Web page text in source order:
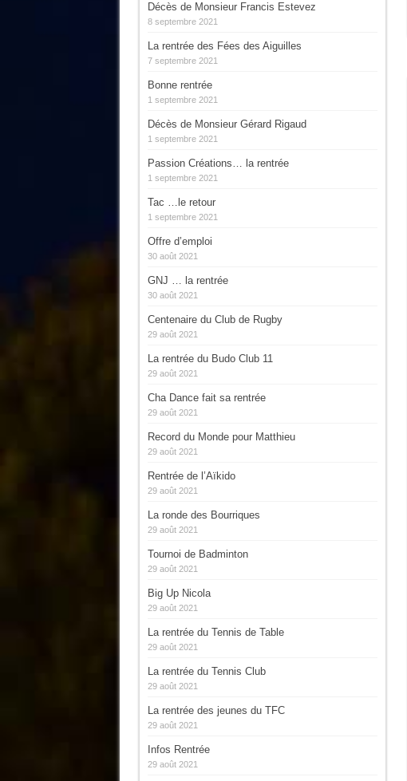
Décès de Monsieur Francis Estevez
8 septembre 2021
La rentrée des Fées des Aiguilles
7 septembre 2021
Bonne rentrée
1 septembre 2021
Décès de Monsieur Gérard Rigaud
1 septembre 2021
Passion Créations… la rentrée
1 septembre 2021
Tac …le retour
1 septembre 2021
Offre d’emploi
30 août 2021
GNJ … la rentrée
30 août 2021
Centenaire du Club de Rugby
29 août 2021
La rentrée du Budo Club 11
29 août 2021
Cha Dance fait sa rentrée
29 août 2021
Record du Monde pour Matthieu
29 août 2021
Rentrée de l’Aïkido
29 août 2021
La ronde des Bourriques
29 août 2021
Tournoi de Badminton
29 août 2021
Big Up Nicola
29 août 2021
La rentrée du Tennis de Table
29 août 2021
La rentrée du Tennis Club
29 août 2021
La rentrée des jeunes du TFC
29 août 2021
Infos Rentrée
29 août 2021